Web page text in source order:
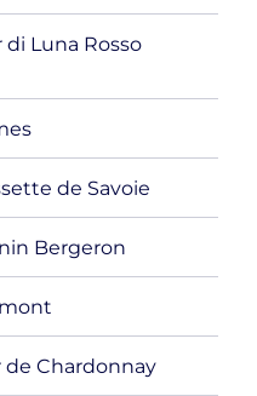
di Luna Rosso
de Savoie
Bergeron
de Chardonnay